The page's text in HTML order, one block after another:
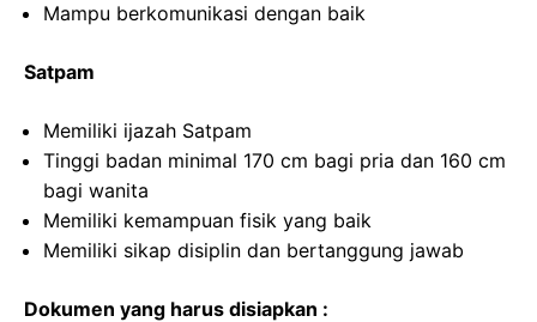
Mampu berkomunikasi dengan baik
Satpam
Memiliki ijazah Satpam
Tinggi badan minimal 170 cm bagi pria dan 160 cm
bagi wanita
Memiliki kemampuan fisik yang baik
Memiliki sikap disiplin dan bertanggung jawab
Dokumen yang harus disiapkan :